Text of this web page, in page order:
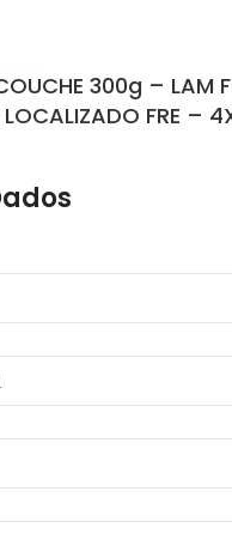
300g – LAM
LOCALIZADO FRE –